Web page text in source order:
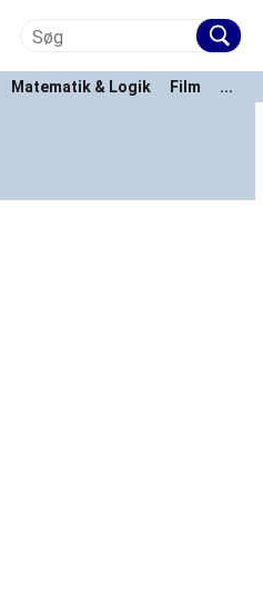
Matematik & Logik Film
...